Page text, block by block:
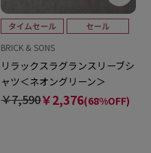
BRICK & SONS
リラックスラグランスリーブシ
ャツ＜ネオングリーン＞
￥7,590￥2,376(68%OFF)